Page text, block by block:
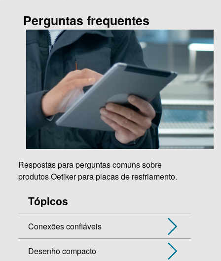
Perguntas frequentes
Respostas para perguntas comuns sobre
produtos Oetiker para placas de resfriamento.
Tópicos
Conexões confiáveis
Desenho compacto